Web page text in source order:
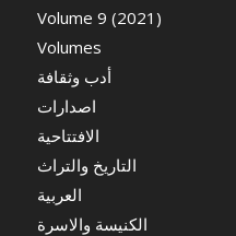
Volume 9 (2021)
Volumes
أدب وثقافة
اصدارات
الافتتاحية
التاريخ والتراث
العربية
الكنيسة والاسرة